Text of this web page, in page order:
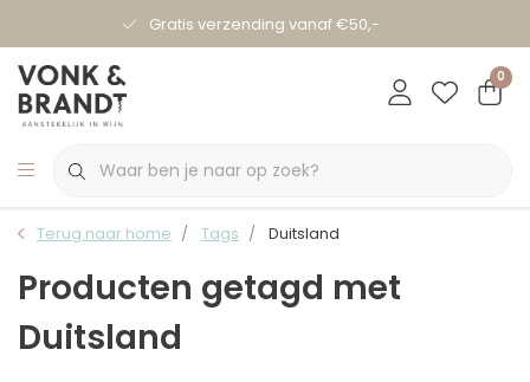
Gratis verzending vanaf €50,-
0
Terug naar home Tags Duitsland
Producten getagd met
Duitsland